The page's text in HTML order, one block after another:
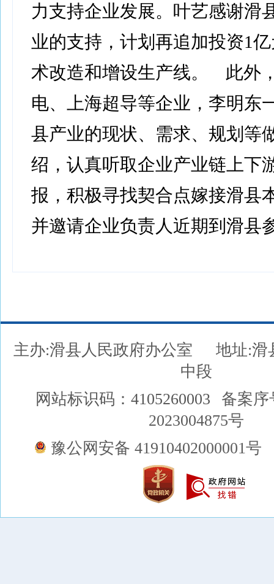
力支持企业发展。叶艺感谢滑
业的支持，计划再追加投资1
术改造和增设生产线。 此外
电、上海超导等企业，李明东
县产业的现状、需求、规划等
绍，认真听取企业产业链上下
报，积极寻找契合点嫁接滑县
并邀请企业负责人近期到滑县
主办:滑县人民政府办公室
地址:滑
中段
网站标识码：4105260003
备案序
2023004875号
豫公网安备 41910402000001号